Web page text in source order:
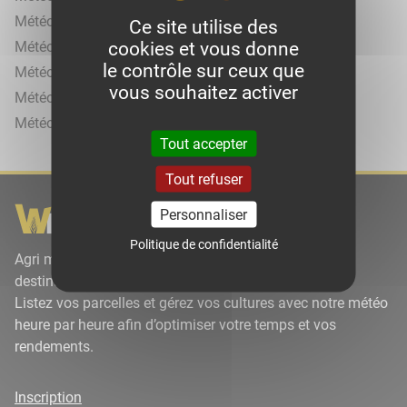
Météo agricole à Saint-Christol-lès-Alès
Météo agricole à Saint-Gilles
Météo agricole à Saint-Hippolyte-du-Fort
Météo agricole à Sanilhac-Sagriès
Météo agricole à Vauvert
Agri météo par Wikiagri est un site météorologique à
destination des agriculteurs.
Listez vos parcelles et gérez vos cultures avec notre météo
heure par heure afin d’optimiser votre temps et vos
rendements.
Inscription
Ce site utilise des
cookies et vous donne
le contrôle sur ceux que
vous souhaitez activer
Tout accepter
Tout refuser
Personnaliser
Politique de confidentialité